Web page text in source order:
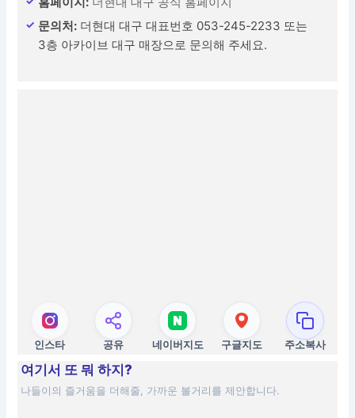
문의처: 더현대 대구 대표번호 053-245-2233 또는
3층 아카이브 대구 매장으로 문의해 주세요.
인스타 공유 네이버지도 구글지도 주소복사
여기서 또 뭐 하지?
나들이의 즐거움을 더해줄, 가까운 볼거리를 제안합니다.